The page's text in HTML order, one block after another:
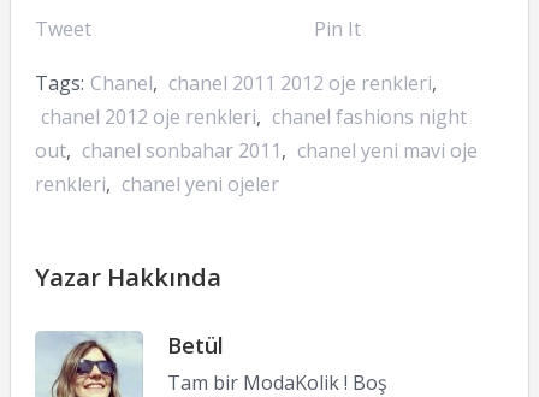
Tweet Pin It
Tags: Chanel, chanel 2011 2012 oje renkleri,
chanel 2012 oje renkleri, chanel fashions night
out, chanel sonbahar 2011, chanel yeni mavi oje
renkleri, chanel yeni ojeler
Yazar Hakkında
Betül
Tam bir ModaKolik ! Boş